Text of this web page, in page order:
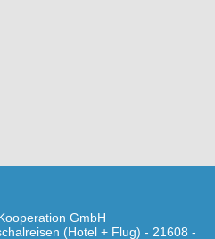
GmbH
(Hotel + Flug) - 21608 -